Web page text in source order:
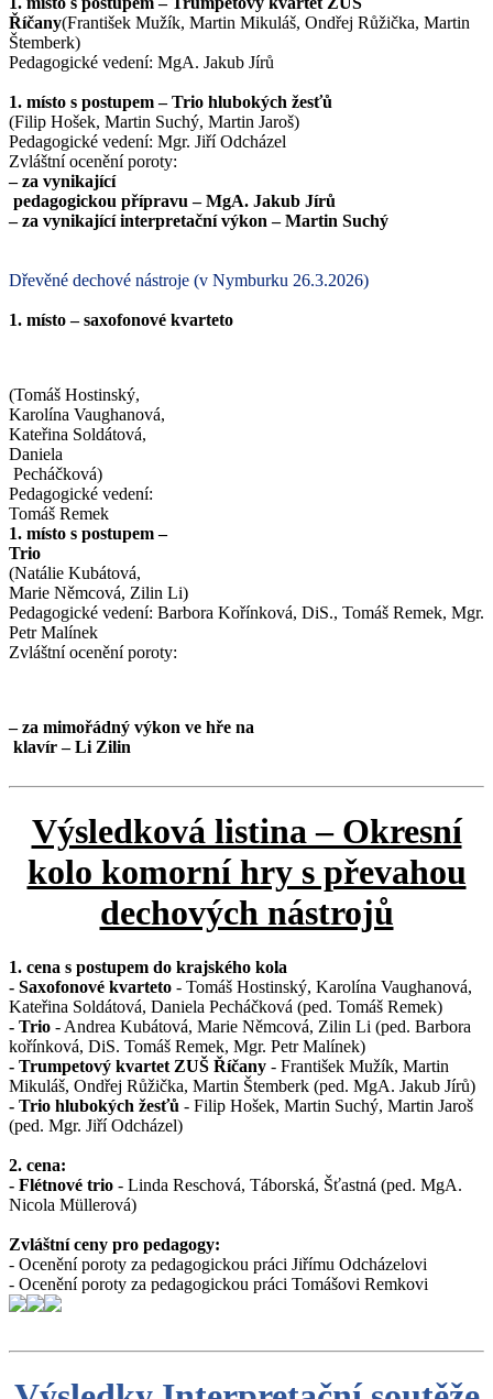
Říčany(František Mužík, Martin Mikuláš, Ondřej Růžička, Martin
Štemberk)
Pedagogické vedení: MgA. Jakub Jírů
1. místo s postupem – Trio hlubokých žesťů
(Filip Hošek, Martin Suchý, Martin Jaroš)
Pedagogické vedení: Mgr. Jiří Odcházel
Zvláštní ocenění poroty:
–za vynikající
pedagogickou přípravu – MgA. Jakub Jírů
– za vynikající interpretační výkon – Martin Suchý
Dřevěné dechové nástroje (v Nymburku 26.3.2026)
1. místo – saxofonové kvarteto
(Tomáš Hostinský,
Karolína Vaughanová,
Kateřina Soldátová,
Daniela
Pecháčková)
Pedagogické vedení:
Tomáš Remek
1. místo s postupem –
Trio
(Natálie Kubátová,
Marie Němcová, Zilin Li)
Pedagogické vedení: Barbora Kořínková, DiS., Tomáš Remek, Mgr.
Petr Malínek
Zvláštní ocenění poroty:
– za mimořádný výkon ve hře na
klavír – Li Zilin
Výsledková listina – Okresní
kolo komorní hry s převahou
dechových nástrojů
1. cena s postupem do krajského kola
- Saxofonové kvarteto - Tomáš Hostinský, Karolína Vaughanová,
Kateřina Soldátová, Daniela Pecháčková (ped. Tomáš Remek)
- Trio - Andrea Kubátová, Marie Němcová, Zilin Li (ped. Barbora
kořínková, DiS. Tomáš Remek, Mgr. Petr Malínek)
- Trumpetový kvartet ZUŠ Říčany - František Mužík, Martin
Mikuláš, Ondřej Růžička, Martin Štemberk (ped. MgA. Jakub Jírů)
- Trio hlubokých žesťů - Filip Hošek, Martin Suchý, Martin Jaroš
(ped. Mgr. Jiří Odcházel)
2. cena:
- Flétnové trio - Linda Reschová, Táborská, Šťastná (ped. MgA.
Nicola Müllerová)
Zvláštní ceny pro pedagogy:
- Ocenění poroty za pedagogickou práci Jiřímu Odcházelovi
- Ocenění poroty za pedagogickou práci Tomášovi Remkovi